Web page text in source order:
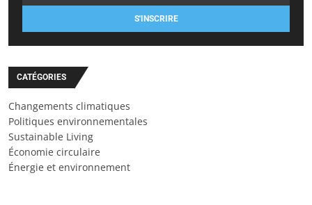
S'INSCRIRE
CATÉGORIES
Changements climatiques
Politiques environnementales
Sustainable Living
Économie circulaire
Énergie et environnement